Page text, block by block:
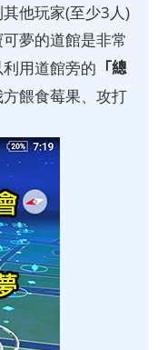
他玩家(至少3人)
夢的道館是非常
用道館旁的 「總
餵食莓果、攻打